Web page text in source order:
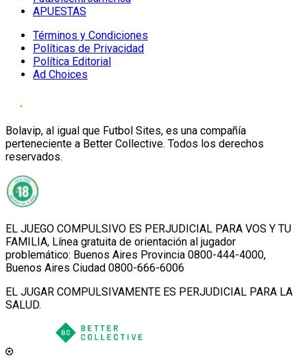
APUESTAS
Términos y Condiciones
Políticas de Privacidad
Política Editorial
Ad Choices
Bolavip, al igual que Futbol Sites, es una compañía
perteneciente a Better Collective. Todos los derechos
reservados.
EL JUEGO COMPULSIVO ES PERJUDICIAL PARA VOS Y TU
FAMILIA, Línea gratuita de orientación al jugador
problemático: Buenos Aires Provincia 0800-444-4000,
Buenos Aires Ciudad 0800-666-6006
EL JUGAR COMPULSIVAMENTE ES PERJUDICIAL PARA LA
SALUD.